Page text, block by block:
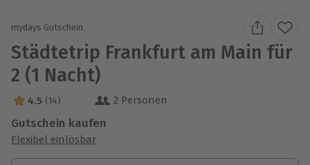
mydays Gutschein
Städtetrip Frankfurt am Main für
2 (1 Nacht)
4.5 Sterne von 5 aus 14 Bewertungen
4.5 (14) 2 Personen
Gutschein kaufen
Flexibel einlösbar